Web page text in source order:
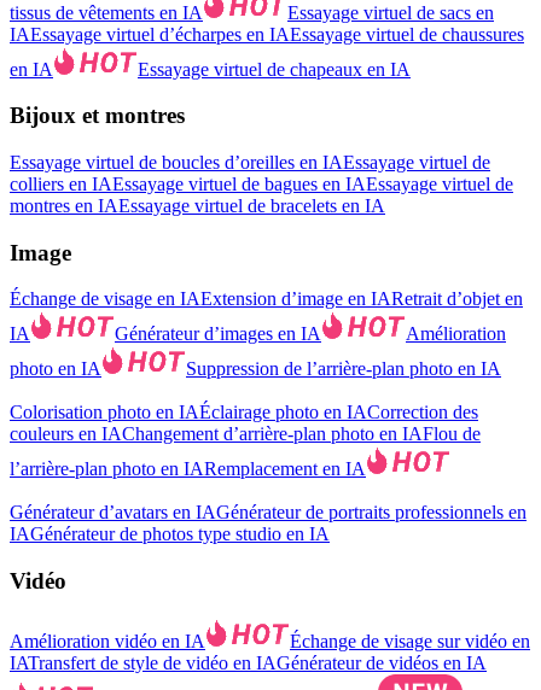
tissus de vêtements en IA
Essayage virtuel de sacs en
IAEssayage virtuel d’écharpes en IAEssayage virtuel de chaussures
en IA
Essayage virtuel de chapeaux en IA
Bijoux et montres
Essayage virtuel de boucles d’oreilles en IAEssayage virtuel de
colliers en IAEssayage virtuel de bagues en IAEssayage virtuel de
montres en IAEssayage virtuel de bracelets en IA
Image
Échange de visage en IAExtension d’image en IARetrait d’objet en
IA
Générateur d’images en IA
Amélioration
photo en IA
Suppression de l’arrière-plan photo en IA
Colorisation photo en IAÉclairage photo en IACorrection des
couleurs en IAChangement d’arrière-plan photo en IAFlou de
l’arrière-plan photo en IARemplacement en IA
Générateur d’avatars en IAGénérateur de portraits professionnels en
IAGénérateur de photos type studio en IA
Vidéo
Amélioration vidéo en IA
Échange de visage sur vidéo en
IATransfert de style de vidéo en IAGénérateur de vidéos en IA